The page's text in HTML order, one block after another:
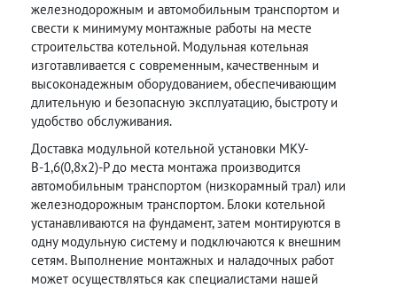
железнодорожным и автомобильным транспортом и
свести к минимуму монтажные работы на месте
строительства котельной. Модульная котельная
изготавливается с современным, качественным и
высоконадежным оборудованием, обеспечивающим
длительную и безопасную эксплуатацию, быстроту и
удобство обслуживания.
Доставка модульной котельной установки МКУ-
В-1,6(0,8х2)-Р до места монтажа производится
автомобильным транспортом (низкорамный трал) или
железнодорожным транспортом. Блоки котельной
устанавливаются на фундамент, затем монтируются в
одну модульную систему и подключаются к внешним
сетям. Выполнение монтажных и наладочных работ
может осуществляться как специалистами нашей